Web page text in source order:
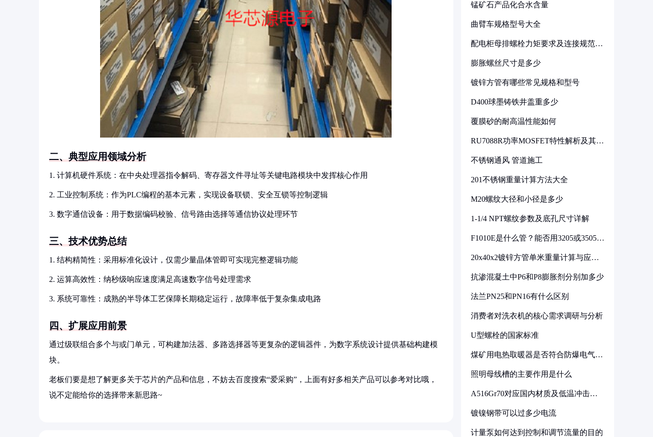
二、典型应用领域分析
1. 计算机硬件系统：在中央处理器指令解码、寄存器文件寻址等关键电路模块中发挥核心作用
2. 工业控制系统：作为PLC编程的基本元素，实现设备联锁、安全互锁等控制逻辑
3. 数字通信设备：用于数据编码校验、信号路由选择等通信协议处理环节
三、技术优势总结
1. 结构精简性：采用标准化设计，仅需少量晶体管即可实现完整逻辑功能
2. 运算高效性：纳秒级响应速度满足高速数字信号处理需求
3. 系统可靠性：成熟的半导体工艺保障长期稳定运行，故障率低于复杂集成电路
四、扩展应用前景
通过级联组合多个与或门单元，可构建加法器、多路选择器等更复杂的逻辑器件，为数字系统设计提供基础构建模
块。
老板们要是想了解更多关于芯片的产品和信息，不妨去百度搜索“爱采购”，上面有好多相关产品可以参考对比哦，
说不定能给你的选择带来新思路~
锰矿石产品化合水含量
曲臂车规格型号大全
配电柜母排螺栓力矩要求及连接规范详
膨胀螺丝尺寸是多少
镀锌方管有哪些常见规格和型号
D400球墨铸铁井盖重多少
覆膜砂的耐高温性能如何
RU7088R功率MOSFET特性解析及其在
不锈钢通风 管道施工
201不锈钢重量计算方法大全
M20螺纹大径和小径是多少
1-1/4 NPT螺纹参数及底孔尺寸详解
F1010E是什么管？能否用3205或3505代
20x40x2镀锌方管单米重量计算与应用
抗渗混凝土中P6和P8膨胀剂分别加多少
法兰PN25和PN16有什么区别
消费者对洗衣机的核心需求调研与分析
U型螺栓的国家标准
煤矿用电热取暖器是否符合防爆电气设
照明母线槽的主要作用是什么
A516Gr70对应国内材质及低温冲击要
镀镍钢带可以过多少电流
计量泵如何达到控制和调节流量的目的